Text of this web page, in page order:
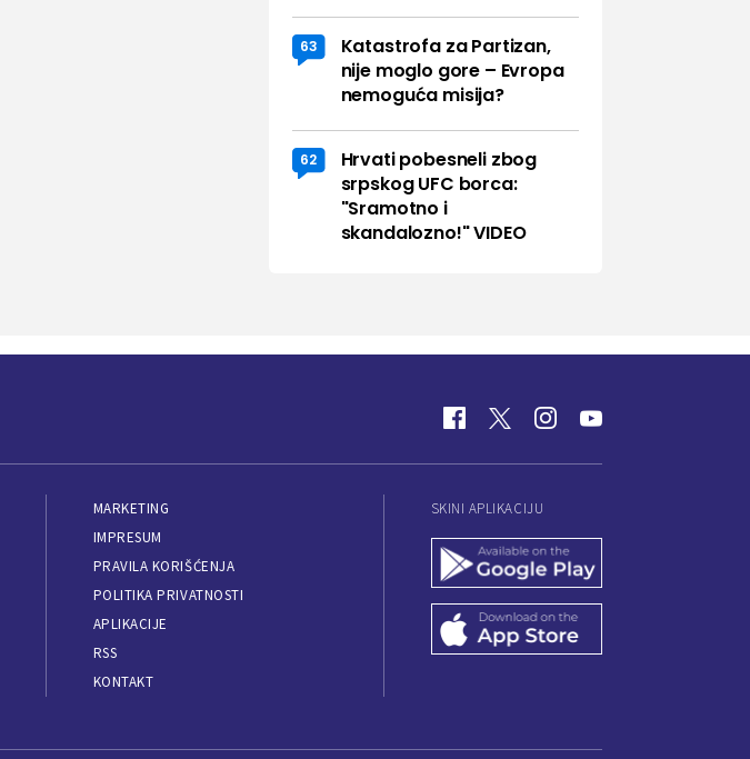
63
Katastrofa za Partizan,
nije moglo gore – Evropa
nemoguća misija?
62
Hrvati pobesneli zbog
srpskog UFC borca:
"Sramotno i
skandalozno!" VIDEO
MARKETING
IMPRESUM
PRAVILA KORIŠĆENJA
POLITIKA PRIVATNOSTI
APLIKACIJE
RSS
KONTAKT
SKINI APLIKACIJU